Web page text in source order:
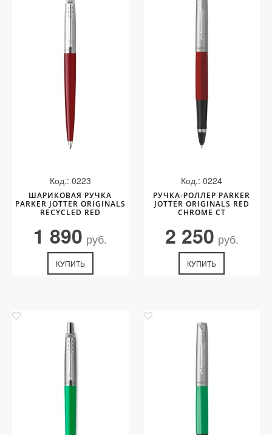
Код.: 0223
ШАРИКОВАЯ РУЧКА
PARKER JOTTER ORIGINALS
RECYCLED RED
1 890 руб.
КУПИТЬ
Код.: 0224
РУЧКА-РОЛЛЕР PARKER
JOTTER ORIGINALS RED
CHROME СT
2 250 руб.
КУПИТЬ